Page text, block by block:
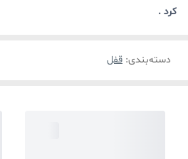
کرد .
دسته‌بندی: قفل